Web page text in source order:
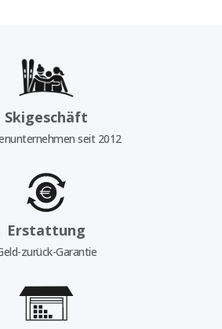
Skigeschäft
seit 2012
Erstattung
zurück-Garantie